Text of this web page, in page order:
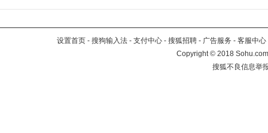
设置首页 - 搜狗输入法 - 支付中心 - 搜狐招聘 - 广告服务 - 客服中心
Copyright©2018
搜狐不良信息举